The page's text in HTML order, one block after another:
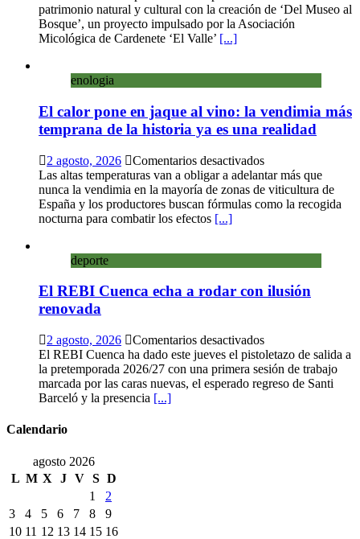
convierte
sus
aire
libre
con
innovadora
ruta
sobre
micología
patrimonio natural y cultural con la creación de ‘Del Museo al
Bosque’, un proyecto impulsado por la Asociación
Micológica de Cardenete ‘El Valle’ [...]
enologia
El calor pone en jaque al vino: la vendimia más
temprana de la historia ya es una realidad
2 agosto, 2026 Comentarios desactivadosen
El
calor
pone
vendimia
la
historia
ya
es
Las altas temperaturas van a obligar a adelantar más que
nunca la vendimia en la mayoría de zonas de viticultura de
España y los productores buscan fórmulas como la recogida
nocturna para combatir los efectos [...]
deporte
El REBI Cuenca echa a rodar con ilusión
renovada
2 agosto, 2026 Comentarios desactivadosen
El
REBI
Cuenca
El REBI Cuenca ha dado este jueves el pistoletazo de salida a
la pretemporada 2026/27 con una primera sesión de trabajo
marcada por las caras nuevas, el esperado regreso de Santi
Barceló y la presencia [...]
Calendario
agosto 2026
L M X J V S D
1
2
3
4 5 6 7 8
9
10 11 12 13 14 15 16